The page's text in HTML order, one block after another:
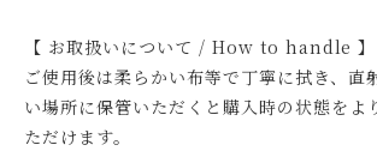
【 お取扱いについて / How to handle 】
ご使用後は柔らかい布等で丁寧に拭き、直
い場所に保管いただくと購入時の状態をよ
ただけます。